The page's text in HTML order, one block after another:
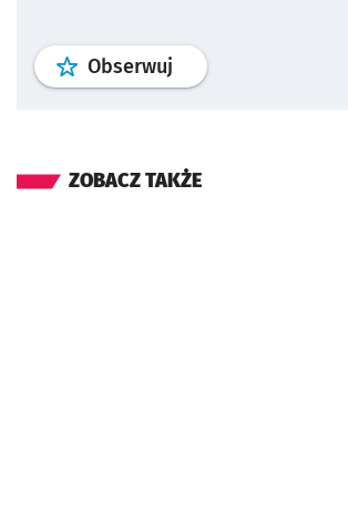
Obserwuj profil
ZOBACZ TAKŻE